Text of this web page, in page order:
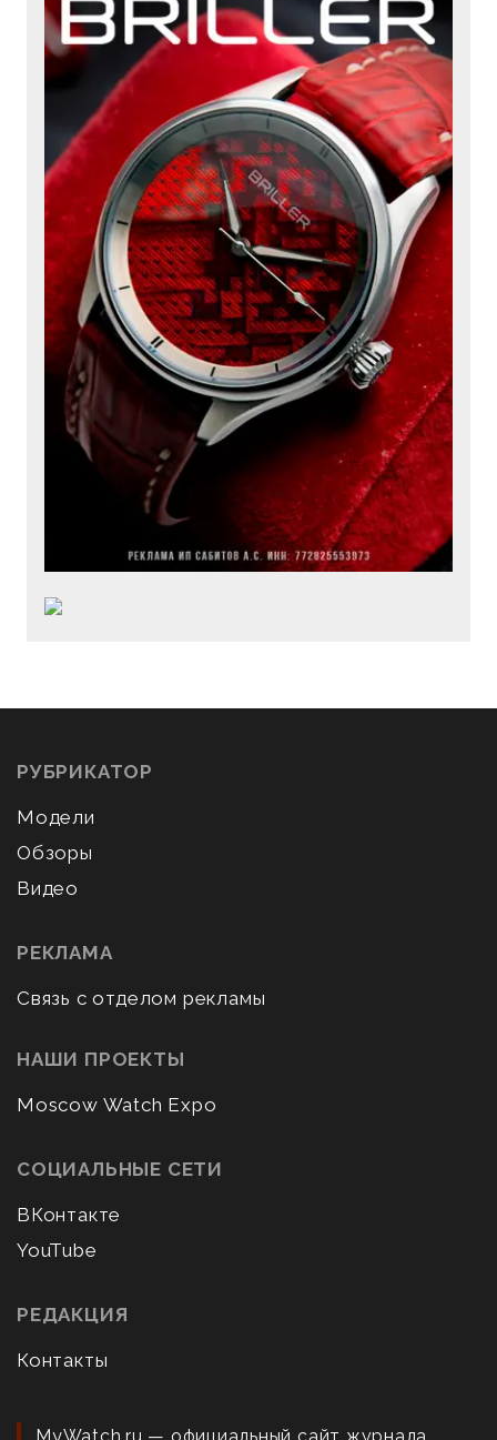
РУБРИКАТОР
Модели
Обзоры
Видео
РЕКЛАМА
Связь с отделом рекламы
НАШИ ПРОЕКТЫ
Moscow Watch Expo
СОЦИАЛЬНЫЕ СЕТИ
ВКонтакте
YouTube
РЕДАКЦИЯ
Контакты
MyWatch.ru — официальный сайт журнала